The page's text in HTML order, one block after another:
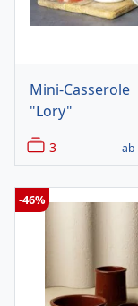
Mini-Casserole
"Lory"
3 ab
-46%